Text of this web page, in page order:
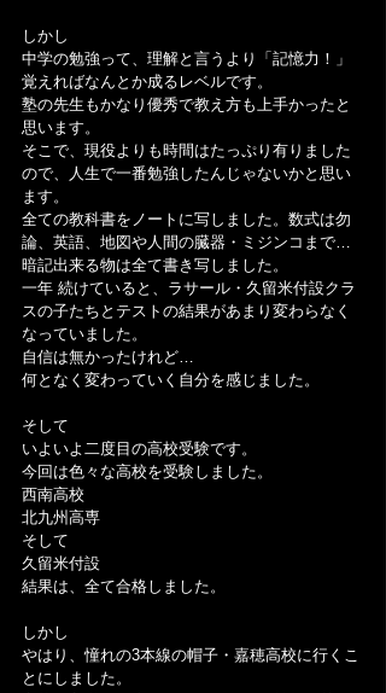
しかし
中学の勉強って、理解と言うより「記憶力！」
覚えればなんとか成るレベルです。
塾の先生もかなり優秀で教え方も上手かったと
思います。
そこで、現役よりも時間はたっぷり有りました
ので、人生で一番勉強したんじゃないかと思い
ます。
全ての教科書をノートに写しました。数式は勿
論、英語、地図や人間の臓器・ミジンコまで…
暗記出来る物は全て書き写しました。
一年 続けていると、ラサール・久留米付設クラ
スの子たちとテストの結果があまり変わらなく
なっていました。
自信は無かったけれど…
何となく変わっていく自分を感じました。
そして
いよいよ二度目の高校受験です。
今回は色々な高校を受験しました。
西南高校
北九州高専
そして
久留米付設
結果は、全て合格しました。
しかし
やはり、憧れの3本線の帽子・嘉穂高校に行くこ
とにしました。